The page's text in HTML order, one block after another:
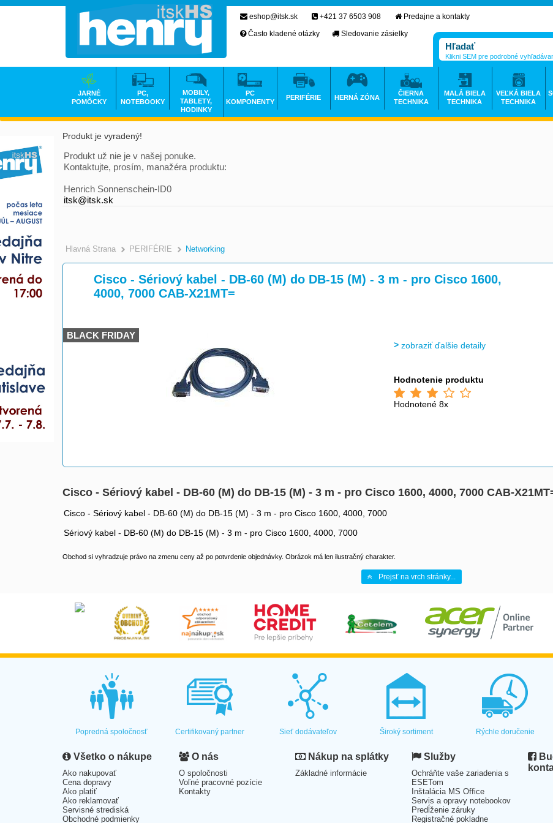
Produkt je vyradený!
Produkt už nie je v našej ponuke.
Kontaktujte, prosím, manažéra produktu:
Henrich Sonnenschein-ID0
itsk@itsk.sk
Hlavná Strana >
PERIFÉRIE >
Networking
Cisco - Sériový kabel - DB-60 (M) do DB-15 (M) - 3 m - pro Cisco 1600,
4000, 7000 CAB-X21MT=
BLACK FRIDAY
zobraziť ďalšie detaily
Hodnotenie produktu
Hodnotené 8x
Cisco - Sériový kabel - DB-60 (M) do DB-15 (M) - 3 m - pro Cisco 1600, 4000, 7000 CAB-
Cisco - Sériový kabel - DB-60 (M) do DB-15 (M) - 3 m - pro Cisco 1600, 4000, 7000
Sériový kabel - DB-60 (M) do DB-15 (M) - 3 m - pro Cisco 1600, 4000, 7000
Obchod si vyhradzuje právo na zmenu ceny až po potvrdenie objednávky. Obrázok má len ilustračný charakter.
Prejsť na vrch stránky...
eshop@itsk.sk +421 37 6503 908
Predajne a kontakty
Často kladené otázky
Sledovanie zásielky
Klikni SEM pre podrobné
JARNÉ
POMÔCKY
PC,
NOTEBOOKY
MOBILY,
TABLETY,
HODINKY
PC
KOMPONENTY
PERIFÉRIE HERNÁ ZÓNA
ČIERNA
TECHNIKA
MALÁ BIELA
TECHNIKA
VEĽKÁ BIELA
TECHNIKA
Popredná spoločnosť Certifikovaný partner Sieť dodávateľov Široký sortiment Rýchle doručenie
Všetko o nákupe
Ako nakupovať
Cena dopravy
Ako platiť
Ako reklamovať
Servisné strediská
Obchodné podmienky
O nás
O spoločnosti
Voľné pracovné pozície
Kontakty
Nákup na splátky
Základné informácie
Služby
Ochráňte vaše zariadenia s
ESETom
Inštalácia MS Office
Servis a opravy notebookov
Predĺženie záruky
Registračné pokladne